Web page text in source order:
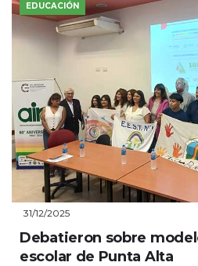
EDUCACIÓN
31/12/2025
Debatieron sobre
escolar de Punta Alta